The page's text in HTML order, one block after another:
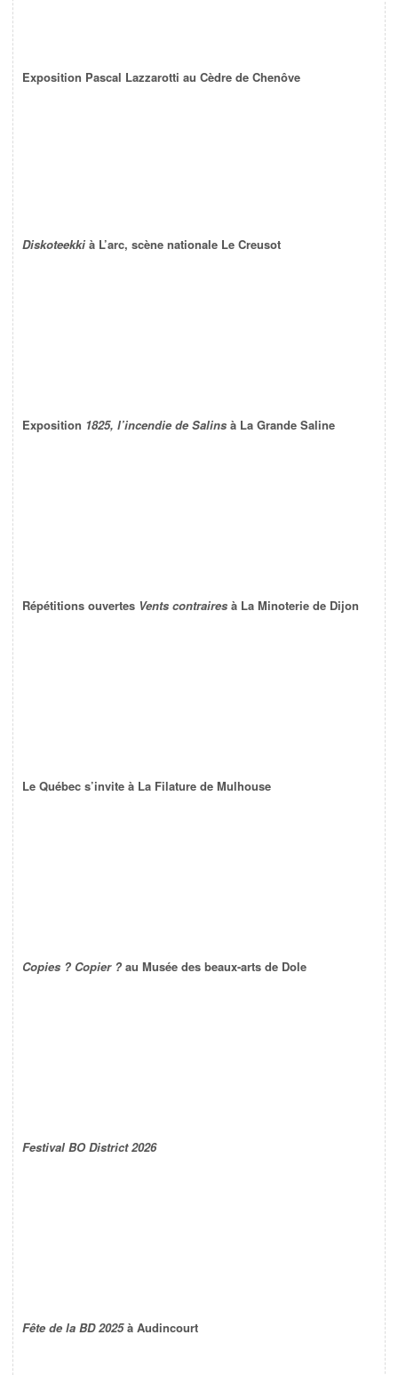
Exposition Pascal Lazzarotti au Cèdre de Chenôve
Diskoteekki à L’arc, scène nationale Le Creusot
Exposition 1825, l’incendie de Salins à La Grande Saline
Répétitions ouvertes Vents contraires à La Minoterie de Dijon
Le Québec s’invite à La Filature de Mulhouse
Copies ? Copier ? au Musée des beaux-arts de Dole
Festival BO District 2026
Fête de la BD 2025à Audincourt